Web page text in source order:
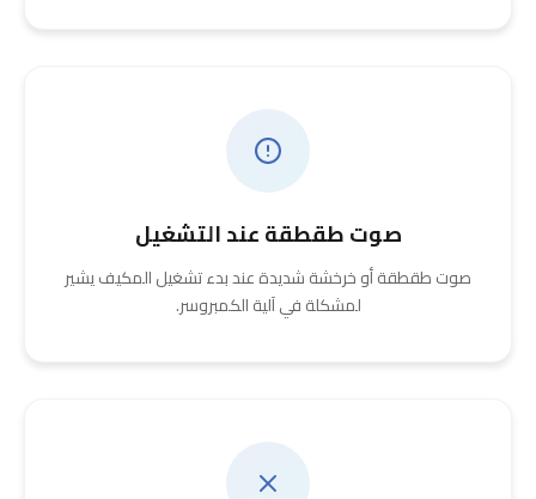
صوت طقطقة عند التشغيل
صوت طقطقة أو خرخشة شديدة عند بدء تشغيل المكيف يشير
لمشكلة في آلية الكمبروسر.